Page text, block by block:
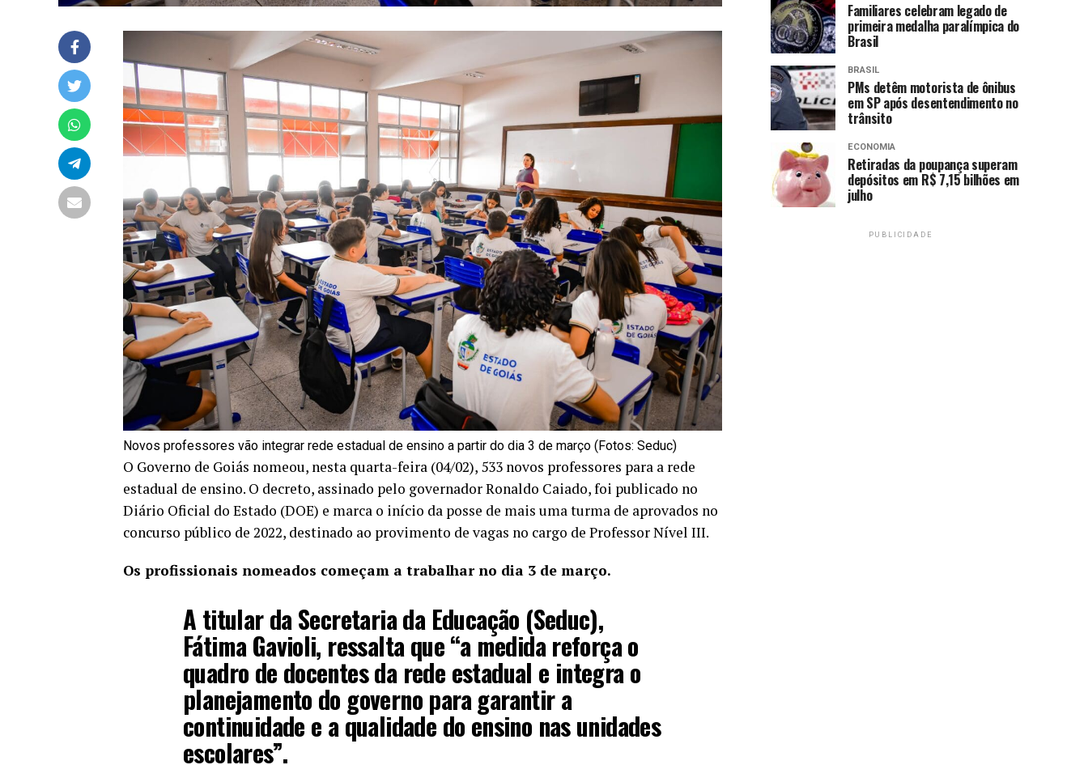
Novos professores vão integrar rede estadual de ensino a partir do dia 3 de março (Fotos: Seduc)
O Governo de Goiás nomeou, nesta quarta-feira (04/02), 533 novos professores para a rede
estadual de ensino. O decreto, assinado pelo governador Ronaldo Caiado, foi publicado no
Diário Oficial do Estado (DOE) e marca o início da posse de mais uma turma de aprovados no
concurso público de 2022, destinado ao provimento de vagas no cargo de Professor Nível III.
Os profissionais nomeados começam a trabalhar no dia 3 de março.
A titular da Secretaria da Educação (Seduc),
Fátima Gavioli, ressalta que “a medida reforça o
quadro de docentes da rede estadual e integra o
planejamento do governo para garantir a
continuidade e a qualidade do ensino nas unidades
escolares”.
Familiares celebram legado de
primeira medalha paralímpica do
Brasil
BRASIL
PMs detêm motorista de ônibus
em SP após desentendimento no
trânsito
ECONOMIA
Retiradas da poupança superam
depósitos em R$ 7,15 bilhões em
julho
PUBLICIDADE